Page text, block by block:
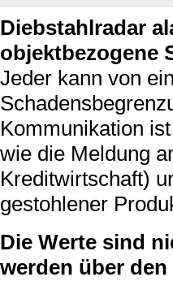
Diebstahlradar
objektbezogene
Jeder kann von
Kommunikation
wie die Meldung
Kreditwirtschaft)
gestohlener
Die Werte sind
werden über